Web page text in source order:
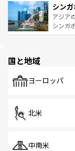
参照し
激する
が待っ
た文化
み、ど
ており
うな絶
シン
アジア
シンガ
で、ホ
国と地域
ヨーロッパ
北米
中南米